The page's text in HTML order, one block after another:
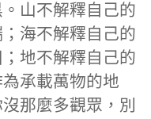
山不解釋自己的
海不解釋自己的
地不解釋自己的
承載萬物的地
那麼多觀眾，別